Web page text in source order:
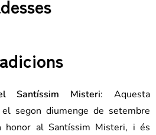
Santíssim Misteri: Aquesta
segon diumenge de setembre
al Santíssim Misteri, i és